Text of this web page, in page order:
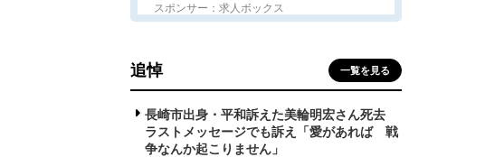
スポンサー：求人ボックス
追悼 一覧を見る
長崎市出身・平和訴えた美輪明宏さん死去
ラストメッセージでも訴え「愛があれば 戦
争なんか起こりません」